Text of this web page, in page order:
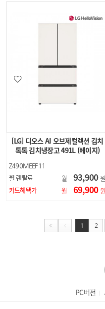
[LG] 디오스 AI 오브제컬렉션 김치
톡톡 김치냉장고 491L (베이지)
Z490MEEF11
월 렌탈료 월 93,900 원
카드혜택가
월 69,900 원
1 2
PC버전